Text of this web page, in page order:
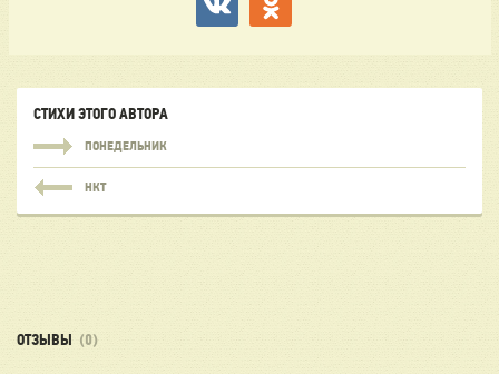
СТИХИ ЭТОГО АВТОРА
ПОНЕДЕЛЬНИК
НКТ
ОТЗЫВЫ (0)